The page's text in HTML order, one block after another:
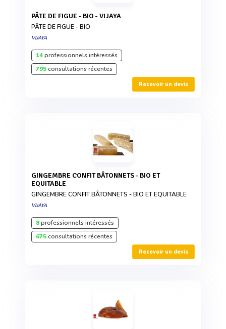
PÂTE DE FIGUE - BIO - VIJAYA
PÂTE DE FIGUE - BIO
VIJAYA
14professionnels intéressés
795consultations récentes
Recevoir un devis
GINGEMBRE CONFIT BÂTONNETS - BIO ET
EQUITABLE
GINGEMBRE CONFIT BÂTONNETS - BIO ET EQUITABLE
VIJAYA
8professionnels intéressés
675consultations récentes
Recevoir un devis